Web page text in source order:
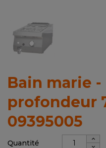
Bain marie
profondeur
09395005
Quantité